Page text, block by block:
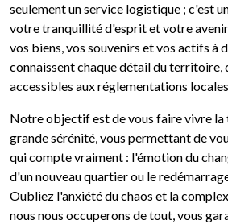
seulement un service logistique ; c'est
votre tranquillité d'esprit et votre
vos biens, vos souvenirs et vos actifs à
connaissent chaque détail du territoire,
accessibles aux réglementations
Notre objectif est de vous faire vivre la
grande sérénité, vous permettant de
qui compte vraiment : l'émotion du
d'un nouveau quartier ou le
Oubliez l'anxiété du chaos et la
nous nous occuperons de tout, vous